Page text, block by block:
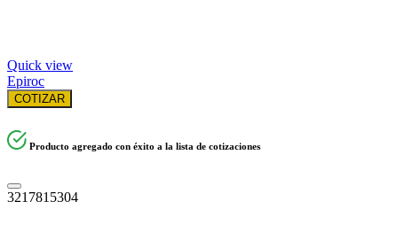
Quick view
Epiroc
COTIZAR
Producto agregado con éxito a la lista de cotizaciones
3217815304